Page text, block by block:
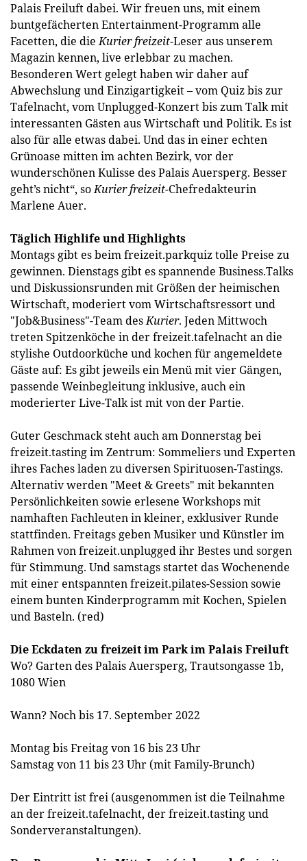
Palais Freiluft dabei. Wir freuen uns, mit einem
buntgefächerten Entertainment-Programm alle
Facetten, die dieKurier freizeit-Leser aus unserem
Magazin kennen, live erlebbar zu machen.
Besonderen Wert gelegt haben wir daher auf
Abwechslung und Einzigartigkeit – vom Quiz bis zur
Tafelnacht, vom Unplugged-Konzert bis zum Talk mit
interessanten Gästen aus Wirtschaft und Politik. Es ist
also für alle etwas dabei. Und das in einer echten
Grünoase mitten im achten Bezirk, vor der
wunderschönen Kulisse des Palais Auersperg. Besser
geht’s nicht“, soKurier freizeit-Chefredakteurin
Marlene Auer.
Täglich Highlife und Highlights
Montags gibt es beim freizeit.parkquiz tolle Preise zu
gewinnen. Dienstags gibt es spannende Business.Talks
und Diskussionsrunden mit Größen der heimischen
Wirtschaft, moderiert vom Wirtschaftsressort und
"Job&Business"-Team desKurier. Jeden Mittwoch
treten Spitzenköche in der freizeit.tafelnacht an die
stylishe Outdoorküche und kochen für angemeldete
Gäste auf: Es gibt jeweils ein Menü mit vier Gängen,
passende Weinbegleitung inklusive, auch ein
moderierter Live-Talk ist mit von der Partie.
Guter Geschmack steht auch am Donnerstag bei
freizeit.tasting im Zentrum: Sommeliers und Experten
ihres Faches laden zu diversen Spirituosen-Tastings.
Alternativ werden "Meet & Greets" mit bekannten
Persönlichkeiten sowie erlesene Workshops mit
namhaften Fachleuten in kleiner, exklusiver Runde
stattfinden. Freitags geben Musiker und Künstler im
Rahmen von freizeit.unplugged ihr Bestes und sorgen
für Stimmung. Und samstags startet das Wochenende
mit einer entspannten freizeit.pilates-Session sowie
einem bunten Kinderprogramm mit Kochen, Spielen
und Basteln. (red)
Die Eckdaten zu freizeit im Park im Palais Freiluft
Wo? Garten des Palais Auersperg, Trautsongasse 1b,
1080 Wien
Wann? Noch bis 17. September 2022
Montag bis Freitag von 16 bis 23 Uhr
Samstag von 11 bis 23 Uhr (mit Family-Brunch)
Der Eintritt ist frei (ausgenommen ist die Teilnahme
an der freizeit.tafelnacht, der freizeit.tasting und
Sonderveranstaltungen).